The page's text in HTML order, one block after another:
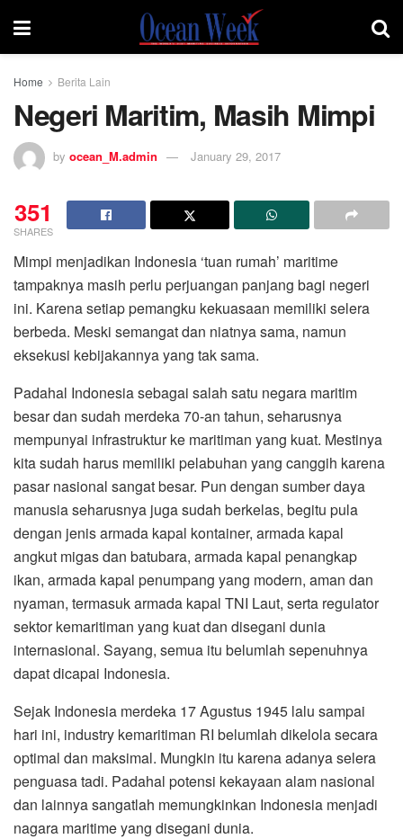
Home Berita Lain
Negeri Maritim, Masih Mimpi
by ocean_M.admin January 29, 2017
351
SHARES
Mimpi menjadikan Indonesia ‘tuan rumah’ maritime
tampaknya masih perlu perjuangan panjang bagi negeri
ini. Karena setiap pemangku kekuasaan memiliki selera
berbeda. Meski semangat dan niatnya sama, namun
eksekusi kebijakannya yang tak sama.
Padahal Indonesia sebagai salah satu negara maritim
besar dan sudah merdeka 70-an tahun, seharusnya
mempunyai infrastruktur ke maritiman yang kuat. Mestinya
kita sudah harus memiliki pelabuhan yang canggih karena
pasar nasional sangat besar. Pun dengan sumber daya
manusia seharusnya juga sudah berkelas, begitu pula
dengan jenis armada kapal kontainer, armada kapal
angkut migas dan batubara, armada kapal penangkap
ikan, armada kapal penumpang yang modern, aman dan
nyaman, termasuk armada kapal TNI Laut, serta regulator
sektor kemaritiman yang kuat dan disegani dunia
internasional. Sayang, semua itu belumlah sepenuhnya
dapat dicapai Indonesia.
Sejak Indonesia merdeka 17 Agustus 1945 lalu sampai
hari ini, industry kemaritiman RI belumlah dikelola secara
optimal dan maksimal. Mungkin itu karena adanya selera
penguasa tadi. Padahal potensi kekayaan alam nasional
dan lainnya sangatlah memungkinkan Indonesia menjadi
nagara maritime yang disegani dunia.